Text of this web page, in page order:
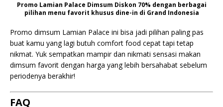
Promo Lamian Palace Dimsum Diskon 70% dengan berbagai
pilihan menu favorit khusus dine-in di Grand Indonesia
Promo dimsum Lamian Palace ini bisa jadi pilihan paling pas
buat kamu yang lagi butuh comfort food cepat tapi tetap
nikmat. Yuk sempatkan mampir dan nikmati sensasi makan
dimsum favorit dengan harga yang lebih bersahabat sebelum
periodenya berakhir!
FAQ